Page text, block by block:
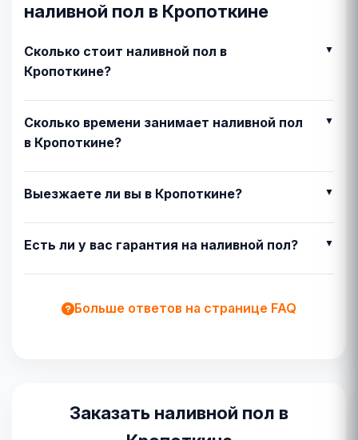
наливной пол в Кропоткине
Сколько стоит наливной пол в
Кропоткине?
Сколько времени занимает наливной пол
в Кропоткине?
Выезжаете ли вы в Кропоткине?
Есть ли у вас гарантия на наливной пол?
Больше ответов на странице FAQ
Заказать наливной пол в